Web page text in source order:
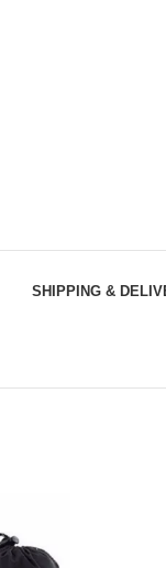
SHIPPING &